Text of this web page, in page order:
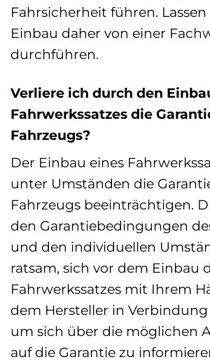
Fahrsicherheit führen. Lassen
Einbau daher von einer
durchführen.
Verliere ich durch den
Fahrwerkssatzes die
Fahrzeugs?
Der Einbau eines
unter Umständen die
Fahrzeugs beeinträchtigen.
den Garantiebedingungen
und den individuellen
ratsam, sich vor dem Einbau
Fahrwerkssatzes mit Ihrem
dem Hersteller in Verbindung
um sich über die möglichen
auf die Garantie zu